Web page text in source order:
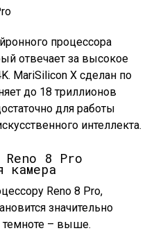
процессора
отвечает за высокое
MariSilicon X сделан по
до 18 триллионов
для работы
интеллекта.
камера
Reno 8 Pro,
значительно
темноте – выше.